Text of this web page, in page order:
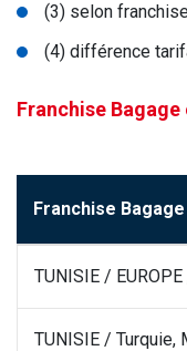
(3) selon
(4) différence
Franchise Bagage
Franchise
TUNISIE /
TUNISIE / Turquie,